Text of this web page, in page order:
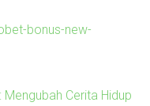
bonus-new-
Cerita Hidup